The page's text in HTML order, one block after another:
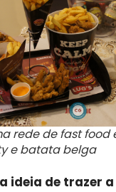
rede de fast
e batata belga
ideia de trazer